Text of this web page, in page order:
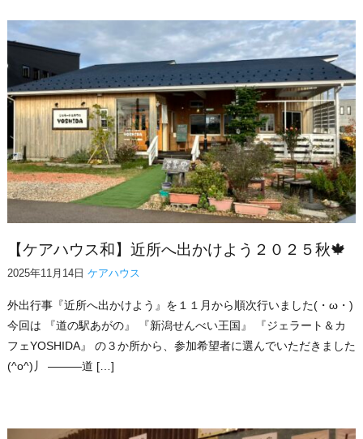
【ケアハウス和】近所へ出かけよう２０２５秋🍁
2025年11月14日 ケアハウス
外出行事『近所へ出かけよう』を１１月から順次行いました(・ω・)
今回は 『道の駅あがの』 『新潟せんべい王国』 『ジェラート＆カ
フェYOSHIDA』 の３か所から、参加希望者に選んでいただきました
(^o^)丿 ―――道 […]